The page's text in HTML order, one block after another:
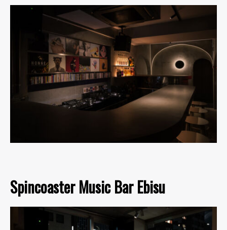
Spincoaster Music Bar Ebisu